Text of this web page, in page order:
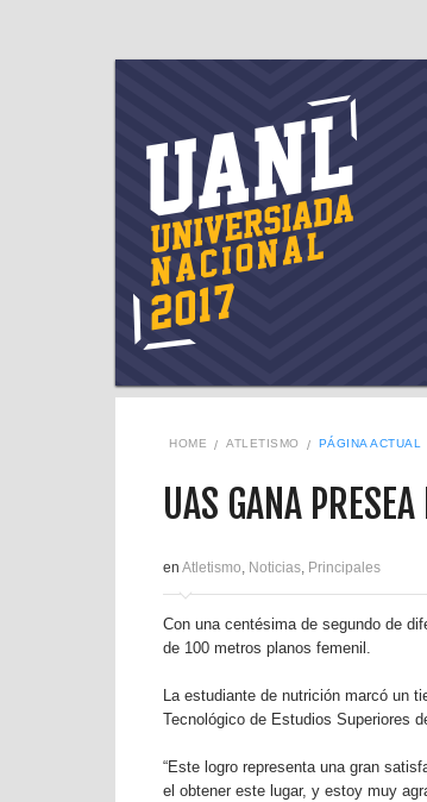
HOME ATLETISMO PÁGINA ACTUAL
UAS GANA
en Atletismo, Noticias, Principales
Con una centésima de segundo de
de 100 metros planos femenil.
La estudiante de nutrición marcó un
Tecnológico de Estudios Superiores
“Este logro representa una gran
el obtener este lugar, y estoy muy